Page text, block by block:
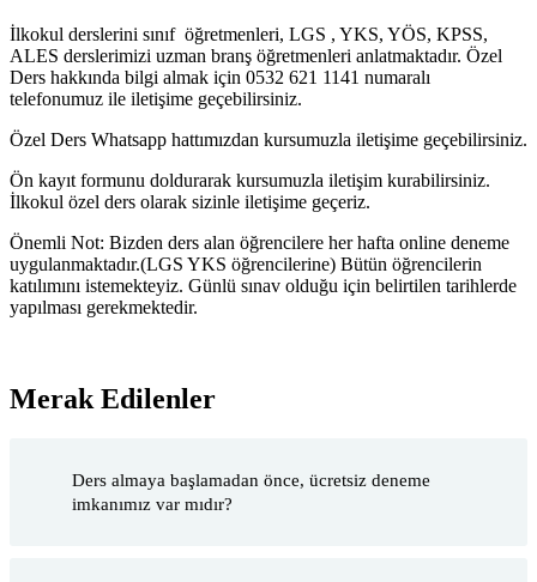
İlkokul derslerini sınıf öğretmenleri, LGS , YKS, YÖS, KPSS,
ALES derslerimizi uzman branş öğretmenleri anlatmaktadır. Özel
Ders hakkında bilgi almak için 0532 621 1141 numaralı
telefonumuz ile iletişime geçebilirsiniz.
Özel Ders Whatsapp hattımızdan kursumuzla iletişime geçebilirsiniz.
Ön kayıt formunu doldurarak kursumuzla iletişim kurabilirsiniz.
İlkokul özel ders olarak sizinle iletişime geçeriz.
Önemli Not: Bizden ders alan öğrencilere her hafta online deneme
uygulanmaktadır.(LGS YKS öğrencilerine) Bütün öğrencilerin
katılımını istemekteyiz. Günlü sınav olduğu için belirtilen tarihlerde
yapılması gerekmektedir.
Merak Edilenler
Ders almaya başlamadan önce, ücretsiz deneme
imkanımız var mıdır?